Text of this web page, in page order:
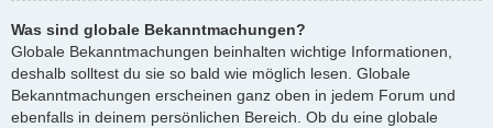
Was sind globale Bekanntmachungen?
Globale Bekanntmachungen beinhalten wichtige Informationen,
deshalb solltest du sie so bald wie möglich lesen. Globale
Bekanntmachungen erscheinen ganz oben in jedem Forum und
ebenfalls in deinem persönlichen Bereich. Ob du eine globale